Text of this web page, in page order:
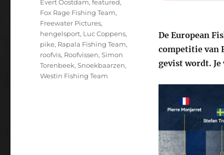
De European
competitie van
gevist wordt.
Evert Oostdam,featured,
Fox Rage Fishing Team,
Freewater Pictures,
hengelsport, Luc Coppens,
pike, Rapala Fishing Team,
roofvis, Roofvissen,Simon
Torenbeek,Snoekbaarzen,
Westin Fishing Team